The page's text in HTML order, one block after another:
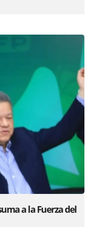
a la Fuerza del